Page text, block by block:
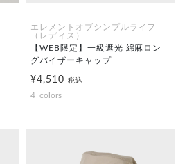
エレメントオブシンプルライフ
（レディス）
【WEB限定】一級遮光 綿麻ロン
グバイザーキャップ
¥4,510 税込
4 colors